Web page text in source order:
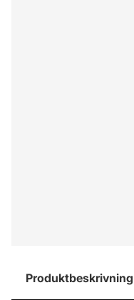
Produktbeskrivning